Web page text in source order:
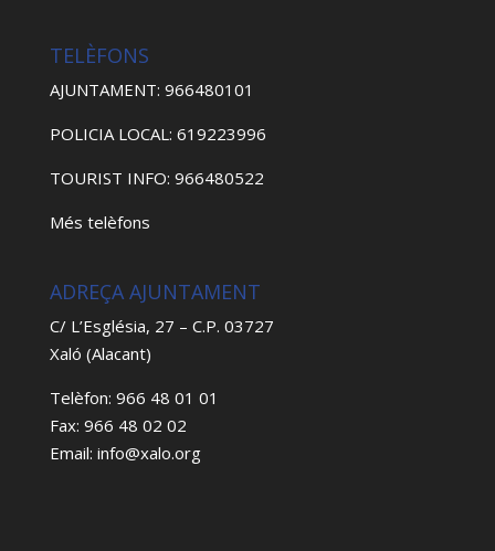
TELÈFONS
AJUNTAMENT: 966480101
POLICIA LOCAL: 619223996
TOURIST INFO: 966480522
Més telèfons
ADREÇA AJUNTAMENT
C/ L’Església, 27 – C.P. 03727
Xaló (Alacant)
Telèfon: 966 48 01 01
Fax: 966 48 02 02
Email: info@xalo.org